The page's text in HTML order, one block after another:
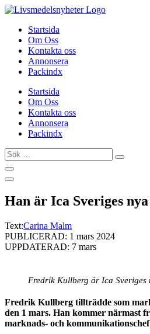
Hoppa
innehållStartsida
Om Oss
Kontakta oss
Annonsera
Packindx
Startsida
Om Oss
Kontakta oss
Annonsera
Packindx
Sök
…
Han är Ica Sveriges
Text:Carina Malm
PUBLICERAD: 1 mars 2024
UPPDATERAD: 7 mars
Fredrik Kullberg är Ica Sveriges
Fredrik Kullberg tillträdde som
den 1 mars. Han kommer närmast
marknads- och